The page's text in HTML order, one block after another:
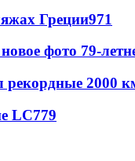
Греции971
фото 79-
рекордные 2000
LC779